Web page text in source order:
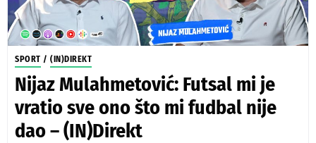
SPORT / (IN)DIREKT
Nijaz Mulahmetović: Futsal mi je
vratio sve ono što mi fudbal nije
dao – (IN)Direkt